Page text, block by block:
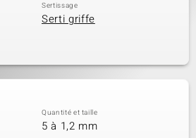
Sertissage
Serti griffe
Quantité et taille
5 à 1,2 mm